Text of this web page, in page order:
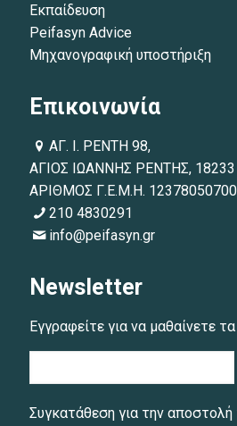
Εκπαίδευση
Peifasyn Advice
Μηχανογραφική υποστήριξη
Επικοινωνία
ΑΓ. Ι. ΡΕΝΤΗ 98,
ΑΓΙΟΣ ΙΩΑΝΝΗΣ ΡΕΝΤΗΣ, 18233
ΑΡΙΘΜΟΣ Γ.Ε.Μ.Η.
210 4830291
info@peifasyn.gr
Newsletter
Εγγραφείτε για να μαθαίνετε
Συγκατάθεση για την